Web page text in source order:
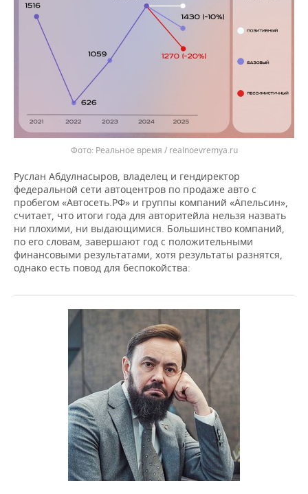
Реальное время / realnoevremya.ru
Руслан Абдулнасыров, владелец и гендиректор
федеральной сети автоцентров по продаже авто с
пробегом «Автосеть.РФ» и группы компаний «Апельсин»,
считает, что итоги года для авторитейла нельзя назвать
ни плохими, ни выдающимися. Большинство компаний,
по его словам, завершают год с положительными
финансовыми результатами, хотя результаты разнятся,
однако есть повод для беспокойства: